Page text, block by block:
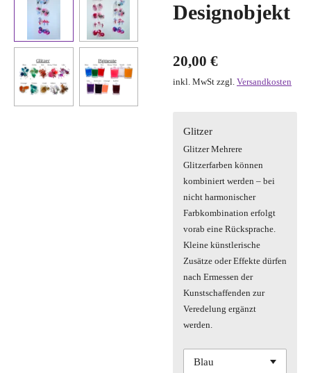
Designobjekt
20,00 €
inkl. MwSt zzgl. Versandkosten
Glitzer
Glitzer Mehrere
Glitzerfarben können
kombiniert werden – bei
nicht harmonischer
Farbkombination erfolgt
vorab eine Rücksprache.
Kleine künstlerische
Zusätze oder Effekte dürfen
nach Ermessen der
Kunstschaffenden zur
Veredelung ergänzt
werden.